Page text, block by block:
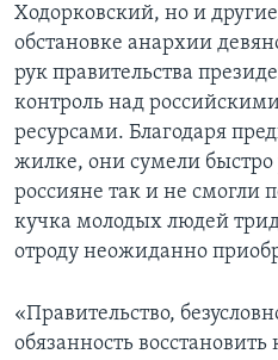
Ходорковский, но и
обстановке анархии
рук правительства
контроль над
ресурсами. Благодаря
жилке, они сумели быстро
россияне так и не смогли
кучка молодых людей
отроду неожиданно
«Правительство,
обязанность восстановить